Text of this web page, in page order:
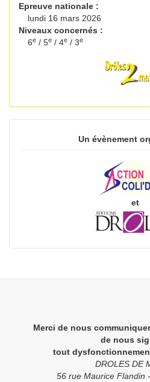
Epreuve nationale :
lundi 16 mars 2026
Niveaux concernés :
6e / 5e / 4e / 3e
Un évènement
et
Merci de nous
de nous
tout
DROLES DE
56 rue Maurice Flandin